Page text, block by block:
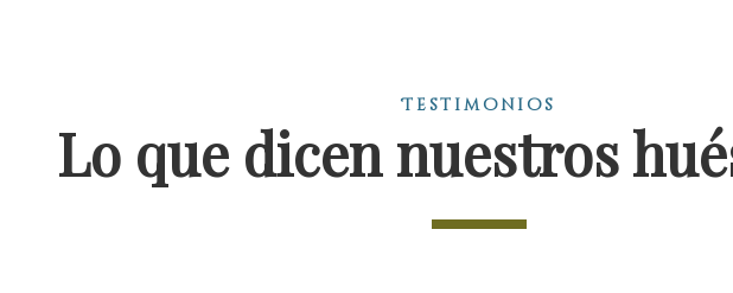
Testimonios
Lo que dicen nuestros